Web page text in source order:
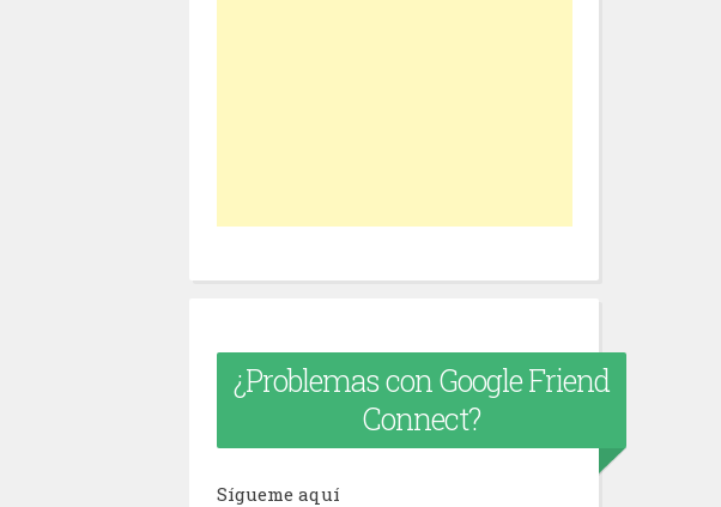
¿Problemas con Google Friend
Connect?
Sígueme aquí